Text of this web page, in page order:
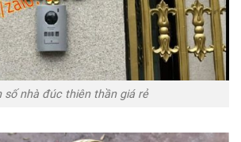
số nhà đúc thiên thần giá rẻ